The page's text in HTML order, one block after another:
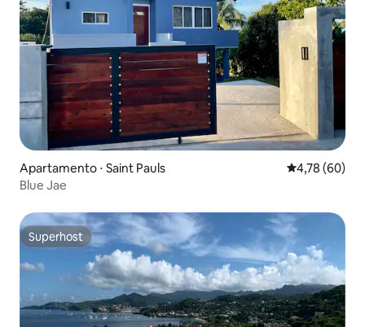
Apartamento ⋅ Saint Pauls 4,78 de uma
4,78 (60)
Blue Jae
Superhost
Superhost